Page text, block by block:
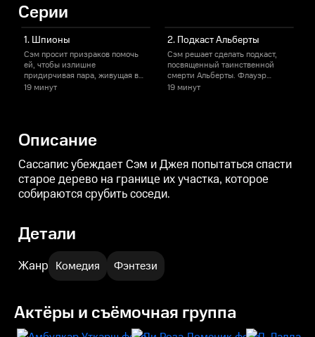
Серии
1. Шпионы
Сэм просит призраков помочь
ей, чтобы излишне
придирчивая пара, живущая в
их отеле, оставила им хороший
19 минут
2. Подкаст Альберты
Сэм решает сделать подкаст,
посвященный таинственной
смерти Альберты. Флауэр
помогает Хэтти взглянуть на
19 минут
Описание
Сассапис убеждает Сэм и Джея попытаться спасти
старое дерево на границе их участка, которое
собираются срубить соседи.
Детали
Жанр Комедия Фэнтези
Актёры и съёмочная группа